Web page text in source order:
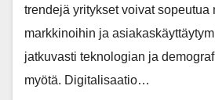
trendejä yritykset voivat sopeutua
markkinoihin ja
jatkuvasti teknologian ja
myötä. Digitalisaatio…